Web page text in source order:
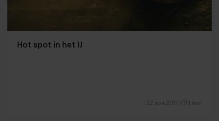
Hot spot in het IJ
22 juni 2011 1 min